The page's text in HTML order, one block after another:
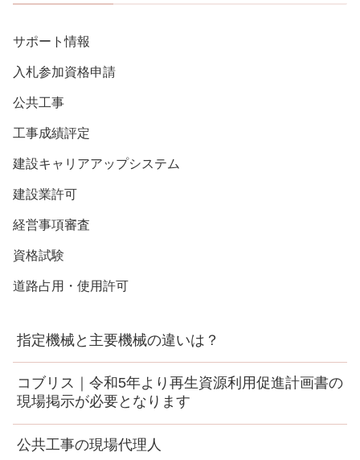
サポート情報
入札参加資格申請
公共工事
工事成績評定
建設キャリアアップシステム
建設業許可
経営事項審査
資格試験
道路占用・使用許可
指定機械と主要機械の違いは？
コブリス｜令和5年より再生資源利用促進計画書の
現場掲示が必要となります
公共工事の現場代理人